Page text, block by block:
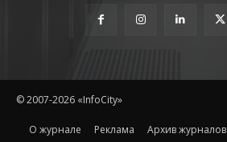
© 2007-2026 «InfoCity»
O журнале Реклама Архив журналов